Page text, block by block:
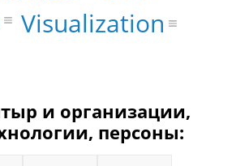
Visualization
и организации,
персоны: